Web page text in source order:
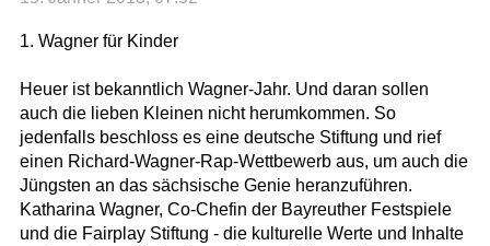
1. Wagner für Kinder
Heuer ist bekanntlich Wagner-Jahr. Und daran sollen
auch die lieben Kleinen nicht herumkommen. So
jedenfalls beschloss es eine deutsche Stiftung und rief
einen Richard-Wagner-Rap-Wettbewerb aus, um auch die
Jüngsten an das sächsische Genie heranzuführen.
Katharina Wagner, Co-Chefin der Bayreuther Festspiele
und die Fairplay Stiftung - die kulturelle Werte und Inhalte